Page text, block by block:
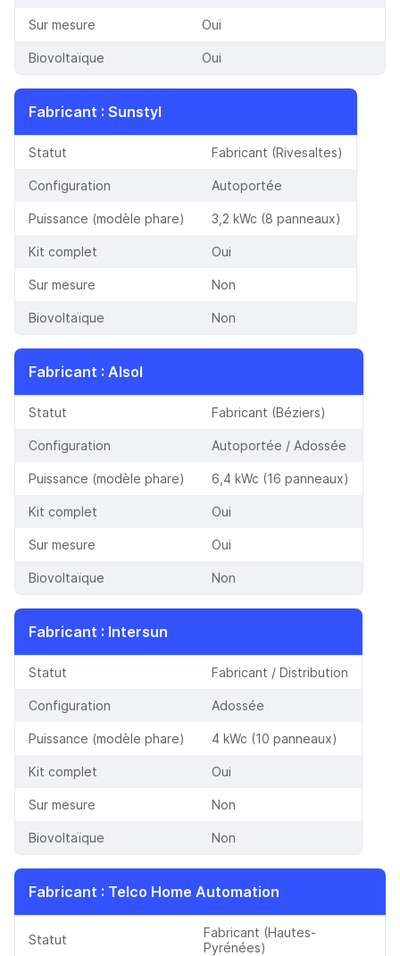
Sur mesure Oui
Biovoltaïque Oui
Fabricant : Sunstyl
Statut Fabricant (Rivesaltes)
Configuration Autoportée
Puissance (modèle phare) 3,2 kWc (8 panneaux)
Kit complet Oui
Sur mesure Non
Biovoltaïque Non
Fabricant : Alsol
Statut Fabricant (Béziers)
Configuration Autoportée / Adossée
Puissance (modèle phare) 6,4 kWc (16 panneaux)
Kit complet Oui
Sur mesure Oui
Biovoltaïque Non
Fabricant : Intersun
Statut Fabricant / Distribution
Configuration Adossée
Puissance (modèle phare) 4 kWc (10 panneaux)
Kit complet Oui
Sur mesure Non
Biovoltaïque Non
Fabricant : Telco Home Automation
Statut
Fabricant (Hautes-
Pyrénées)